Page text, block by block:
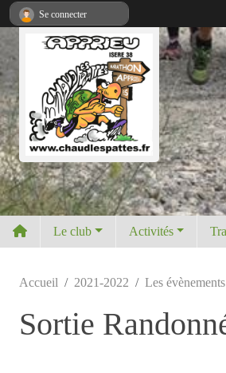
Le club Activités
Accueil 2021-2022 Les évènements
Sortie
Se connecter
Panneau de gestion des cookies